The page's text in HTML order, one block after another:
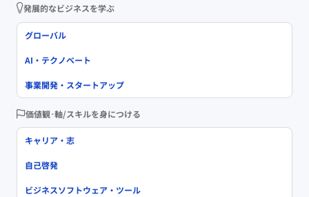
発展的なビジネスを学ぶ
グローバル
AI・テクノベート
事業開発・スタートアップ
価値観･軸/スキルを身につける
キャリア・志
自己啓発
ビジネスソフトウェア・ツール